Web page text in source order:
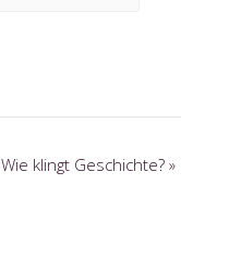
Wie klingt Geschichte? »